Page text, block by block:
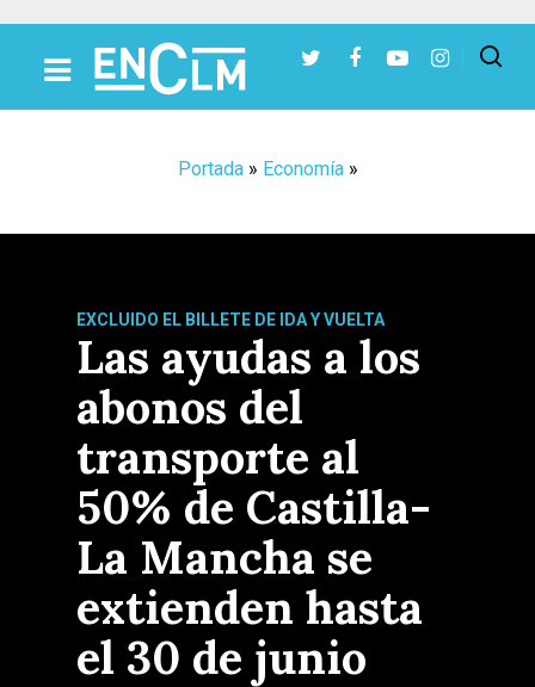
Portada» Economía»
EXCLUIDO EL BILLETE DE IDA Y VUELTA
Las ayudas a los
abonos del
transporte al
50% de Castilla-
La Mancha se
extienden hasta
el 30 de junio